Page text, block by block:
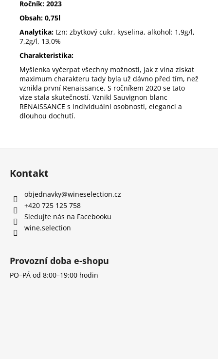
Ročník: 2023
Obsah: 0,75l
Analytika: tzn: zbytkový cukr, kyselina, alkohol: 1,9g/l,
7,2g/l, 13,0%
Charakteristika:
Myšlenka vyčerpat všechny možnosti, jak z vína získat
maximum charakteru tady byla už dávno před tím, než
vznikla první Renaissance. S ročníkem 2020 se tato
vize stala skutečností. Vznikl Sauvignon blanc
RENAISSANCE s individuální osobností, elegancí a
dlouhou dochutí.
Z
Kontakt
objednavky@wineselection.cz
+420 725 125 758
Sledujte nás na Facebooku
wine.selection
Provozní doba e-shopu
PO–PÁ od 8:00–19:00 hodin